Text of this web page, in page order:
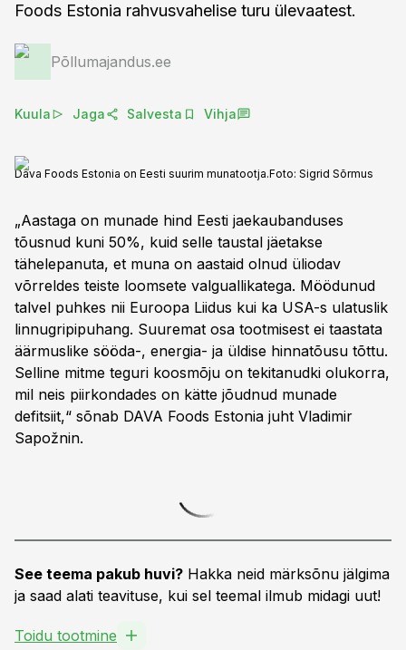
Foods Estonia rahvusvahelise turu ülevaatest.
Põllumajandus.ee
Kuula Jaga Salvesta Vihja
Dava Foods Estonia on Eesti suurim munatootja.Foto: Sigrid Sõrmus
„Aastaga on munade hind Eesti jaekaubanduses
tõusnud kuni 50%, kuid selle taustal jäetakse
tähelepanuta, et muna on aastaid olnud üliodav
võrreldes teiste loomsete valguallikatega. Möödunud
talvel puhkes nii Euroopa Liidus kui ka USA-s ulatuslik
linnugripipuhang. Suuremat osa tootmisest ei taastata
äärmuslike sööda-, energia- ja üldise hinnatõusu tõttu.
Selline mitme teguri koosmõju on tekitanudki olukorra,
mil neis piirkondades on kätte jõudnud munade
defitsiit,“ sõnab DAVA Foods Estonia juht Vladimir
Sapožnin.
See teema pakub huvi? Hakka neid märksõnu jälgima
ja saad alati teavituse, kui sel teemal ilmub midagi uut!
Toidu tootmine